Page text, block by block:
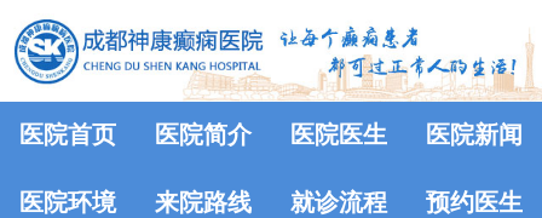
医院首页 医院简介 医院医生 医院新闻
医院环境 来院路线 就诊流程 预约医生